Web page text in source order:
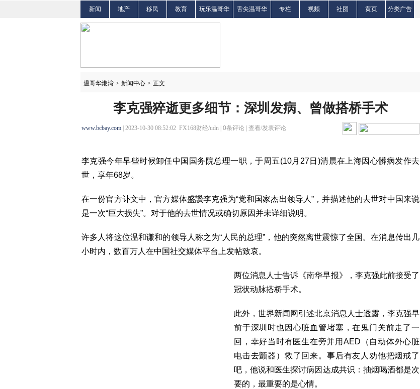
新闻 地产 移民 教育 玩乐温哥华 舌尖温哥华 专栏 视频 社团 黄页 分类广告
温哥华港湾 > 新闻中心 > 正文
李克强猝逝更多细节：深圳发病、曾做搭桥手术
www.bcbay.com | 2023-10-30 08:52:02 FX168财经/udn | 0条评论 | 查看/发表评论
李克强今年早些时候卸任中国国务院总理一职，于周五(10月27日)清晨在上海因心髒病发作去
世，享年68岁。
在一份官方讣文中，官方媒体盛讚李克强为“党和国家杰出领导人”，并描述他的去世对中国来说
是一次“巨大损失”。对于他的去世情况或确切原因并未详细说明。
许多人将这位温和谦和的领导人称之为“人民的总理”，他的突然离世震惊了全国。在消息传出几
小时内，数百万人在中国社交媒体平台上发帖致哀。
两位消息人士告诉《南华早报》，李克强此前接受了
冠状动脉搭桥手术。
此外，世界新闻网引述北京消息人士透露，李克强早
前于深圳时也因心脏血管堵塞，在鬼门关前走了一
回，幸好当时有医生在旁并用AED（自动体外心脏
电击去颤器）救了回来。事后有友人劝他把烟戒了
吧，他说和医生探讨病因达成共识：抽烟喝酒都是次
要的，最重要的是心情。